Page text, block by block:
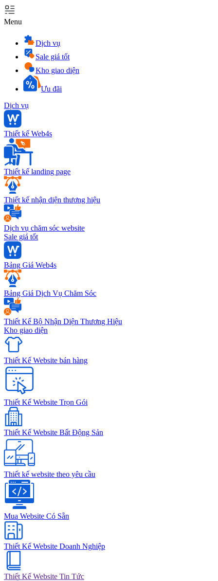
Menu
Dịch vụ
Sale giá tốt
Kho giao diện
Ưu đãi
Dịch vụ
Thiết kế Web4s
Thiết kế landing page
Thiết kế nhận diện thương hiệu
Dịch vụ chăm sóc website
Sale giá tốt
Bảng Giá Web4s
Bảng Giá Dịch Vụ Chăm Sóc
Thiết Kế Bộ Nhận Diện Thương Hiệu
Kho giao diện
Thiết Kế Website bán hàng
Thiết Kế Website Trọn Gói
Thiết Kế Website Bất Động Sản
Thiết kế website theo yêu cầu
Mua Website Có Sẵn
Thiết Kế Website Doanh Nghiệp
Thiết Kế Website Tin Tức